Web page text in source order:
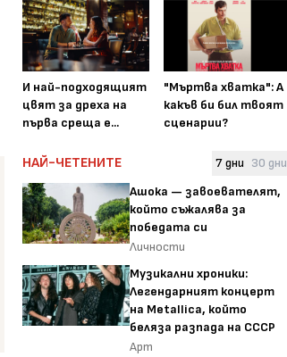
И най-подходящият
цвят за дреха на
първа среща е...
"Мъртва хватка": А
какъв би бил твоят
сценарии?
НАЙ-ЧЕТЕНИТЕ 7 дни 30 дни
Ашока — завоевателят,
който съжалява за
победата си
Личности
Музикални хроники:
Легендарният концерт
на Metallica, който
беляза разпада на СССР
Арт